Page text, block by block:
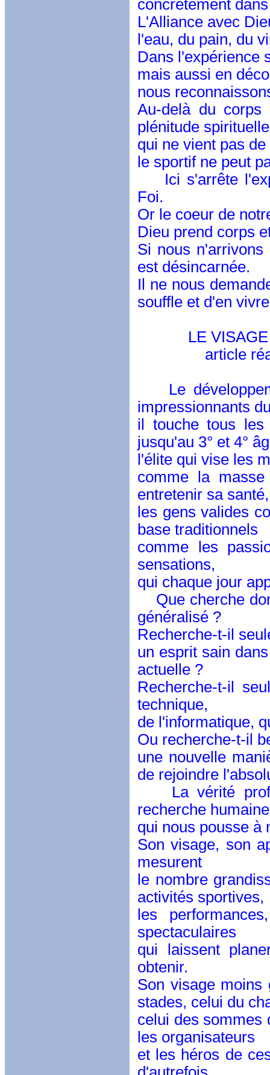
concrètement
L'Alliance avec
l'eau, du pain, du
Dans l'expérience
mais aussi en
nous
Au-delà du
plénitude
qui ne vient pas
le sportif ne peut
Ici s'arrête
Foi.
Or le coeur de
Dieu prend corps
Si nous
est désincarnée.
Il ne nous
souffle et d'en
LE VISAGE
article réalisé
Le
impressionnants
il touche tous
jusqu'au 3° et 4°
l'élite qui vise les
comme la
entretenir sa santé,
les gens valides
base traditionnels
comme les
sensations,
qui chaque jour
Que cherche
généralisé ?
Recherche-t-il
un esprit sain
actuelle ?
Recherche-t-il
technique,
de l'informatique,
Ou recherche-t-il
une nouvelle
de rejoindre
La vérité
recherche
qui nous pousse à
Son visage, son
mesurent
le nombre
activités sportives,
les
spectaculaires
qui laissent
obtenir.
Son visage moins
stades, celui du
celui des sommes
les organisateurs
et les héros de